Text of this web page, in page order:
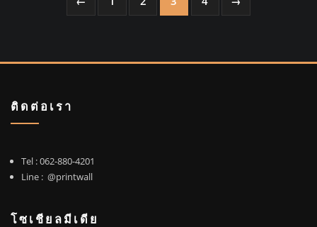
ติดต่อเรา
Tel :062-880-4201
Line : @printwall
โซเชียลมีเดีย